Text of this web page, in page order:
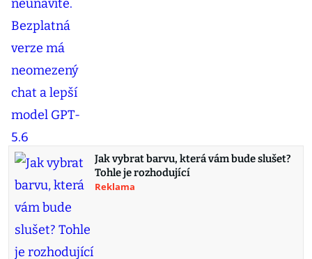
Jak vybrat barvu, která vám bude slušet?
Tohle je rozhodující
Reklama